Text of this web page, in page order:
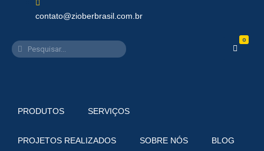
contato@zioberbrasil.com.br
0
PRODUTOS SERVIÇOS
PROJETOS REALIZADOS SOBRE NÓS BLOG